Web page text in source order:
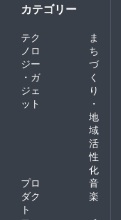
カテゴリー
テク
ノロ
ジー
・ガ
ジェ
ット
ま
ち
づ
く
り
・
地
域
活
性
化
プロ
ダク
ト
音
楽